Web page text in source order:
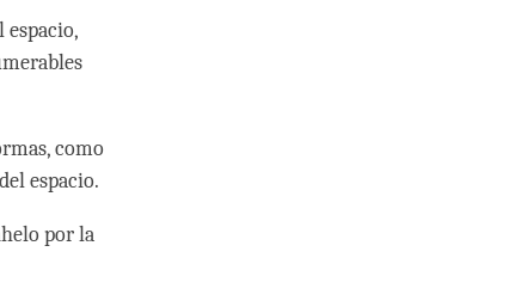
espacio,
como
espacio.
por la